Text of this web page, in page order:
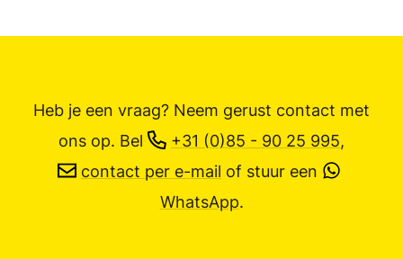
Heb je een vraag? Neem gerust contact met
ons op. Bel +31 (0)85 - 90 25 995,
contact per e-mail of stuur een
WhatsApp.